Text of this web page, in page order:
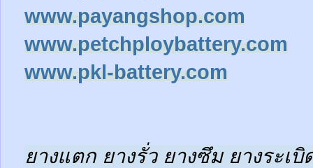
www.payangshop.com
www.petchploybattery.com
www.pkl-battery.com
ยางแตก ยางรั่ว ยางซึม ยางระเบิ